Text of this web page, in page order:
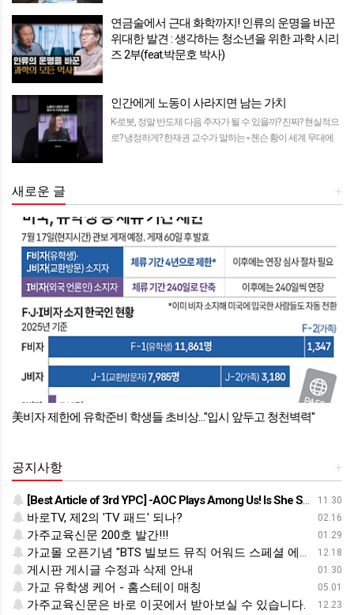
연금술에서 근대 화학까지! 인류의 운명을 바꾼
위대한 발견 : 생각하는 청소년을 위한 과학 시리
즈 2부(feat.박문호 박사)
각하는 ...
인간에게 노동이 사라지면 남는 가치
K-로봇, 정말 반도체 다음 주자가 될 수 있을까? 진짜? 현실적으
로? 냉정하게? 한재권 교수가 말하는 ▫️ 젠슨 황이 세계 무대에
+
새로운 글
앞두고 청천벽력" 아이비리그 입학 자격, 실제로 무엇이 필요할
+
공지사항
11.30
[Best Article of 3rd YPC] -AOC Plays Among Us! Is She Sus?
02.16
바로TV, 제2의 'TV 패드' 되나?
01.29
가주교육신문 200호 발간!!!
12.18
가교몰 오픈기념 "BTS 빌보드 뮤직 어워드 스페셜 에디션 매거진" 한정판 독점판매!!!
01.30
게시판 게시글 수정과 삭제 안내
05.01
가교 유학생 케어 - 홈스테이 매칭
12.23
가주교육신문은 바로 이곳에서 받아보실 수 있습니다.